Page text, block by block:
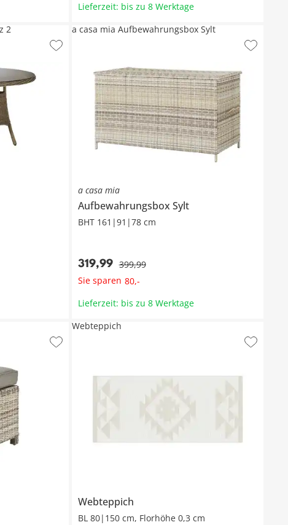
Lieferzeit: bis zu 8 Werktage
2
a casa mia
Aufbewahrungsbox Sylt
BHT 161|91|78 cm
319,99 399,99
Sie sparen 80,-
a casa mia Aufbewahrungsbox Sylt
Lieferzeit: bis zu 8 Werktage
Webteppich
BL 80|150 cm, Florhöhe 0,3 cm
Webteppich